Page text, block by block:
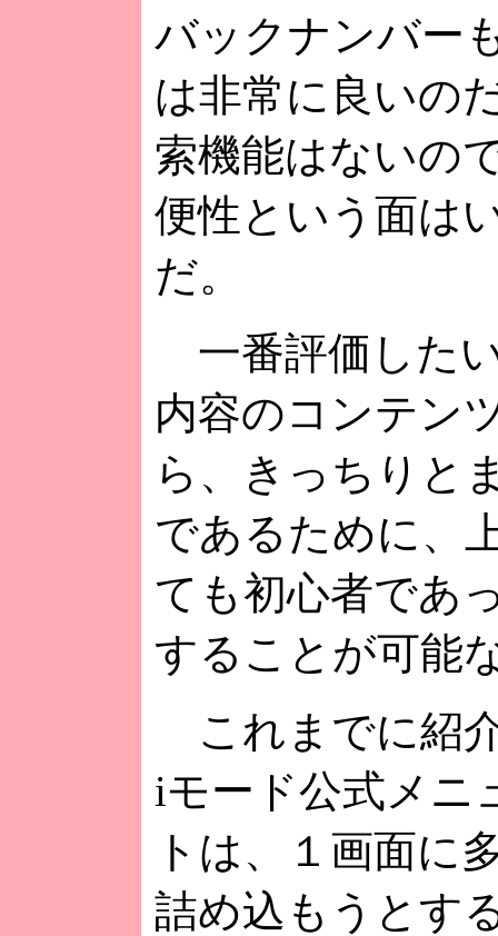
バックナンバー
は非常に良いの
索機能はないの
便性という面は
だ。
一番評価した
内容のコンテン
ら、きっちりと
であるために、
ても初心者であ
することが可能
これまでに紹
iモード公式メニ
トは、１画面に
詰め込もうとす